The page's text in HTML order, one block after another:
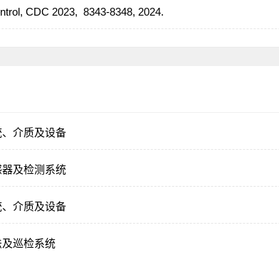
CDC 2023, 8343-8348, 2024.
介质及设备
及检测系统
介质及设备
巡检系统